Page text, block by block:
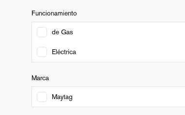
Funcionamiento
de Gas
Eléctrica
Marca
Maytag